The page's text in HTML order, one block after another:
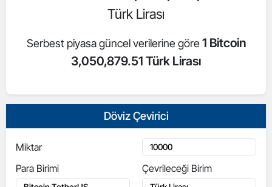
Türk Lirası
Serbest piyasa güncel verilerine göre 1 Bitcoin
3,050,879.51 Türk Lirası
Döviz Çevirici
Miktar
Para Birimi
Çevrileceği Birim